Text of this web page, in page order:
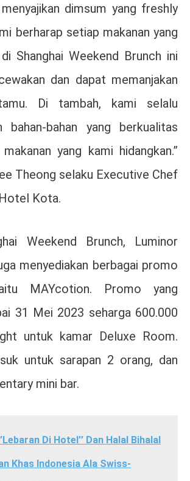
dimsum yang freshly
berharap setiap makanan yang
Shanghai Weekend Brunch ini
dan dapat memanjakan
Di tambah, kami selalu
bahan-bahan yang berkualitas
yang kami hidangkan.”
Theong selaku Executive Chef
Kota.
Weekend Brunch, Luminor
menyediakan berbagai promo
MAYcotion. Promo yang
31 Mei 2023 seharga 600.000
untuk kamar Deluxe Room.
untuk sarapan 2 orang, dan
mini bar.
Di Hotel’’ Dan Halal Bihalal
Khas Indonesia Ala Swiss-